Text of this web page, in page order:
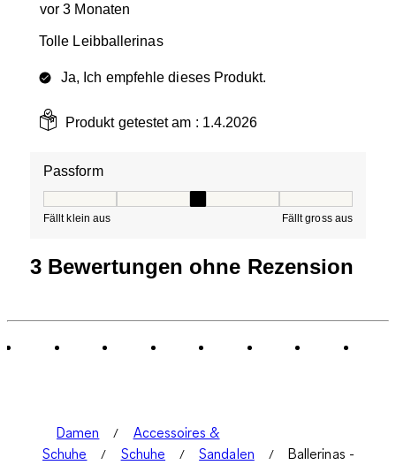
vor 3 Monaten
Tolle Leibballerinas
Ja, Ich empfehle dieses Produkt.
Produkt getestet am : 1.4.2026
Passform
Fällt klein aus Fällt gross aus
3 Bewertungen ohne Rezension
Damen
Accessoires &
Schuhe
Schuhe Sandalen
Ballerinas -